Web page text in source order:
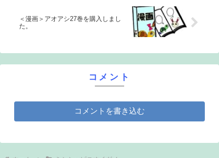
＜漫画＞アオアシ27巻を購入しまし
た。
コメント
コメントを書き込む